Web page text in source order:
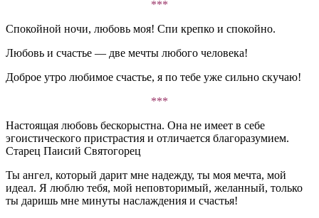
***
Спокойной ночи, любовь моя! Спи крепко и спокойно.
Любовь и счастье — две мечты любого человека!
Доброе утро любимое счастье, я по тебе уже сильно скучаю!
***
Настоящая любовь бескорыстна. Она не имеет в себе
эгоистического пристрастия и отличается благоразумием.
Старец Паисий Святогорец
Ты ангел, который дарит мне надежду, ты моя мечта, мой
идеал. Я люблю тебя, мой неповторимый, желанный, только
ты даришь мне минуты наслаждения и счастья!